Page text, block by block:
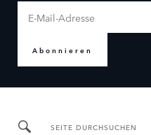
Abonnieren
SEITE DURCHSUCHEN